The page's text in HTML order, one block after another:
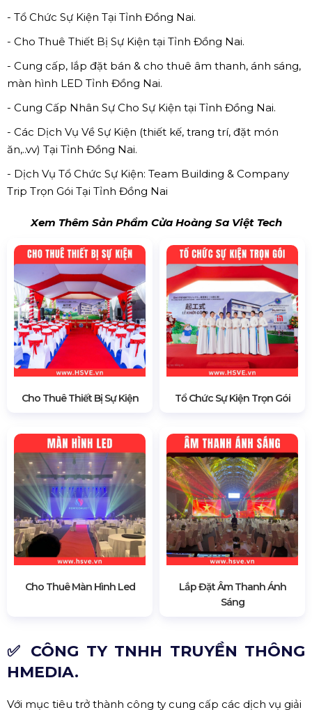
- Tổ Chức Sự Kiện Tại Tỉnh Đồng Nai.
- Cho Thuê Thiết Bị Sự Kiện tại Tỉnh Đồng Nai.
- Cung cấp, lắp đặt bán & cho thuê âm thanh, ánh sáng,
màn hình LED Tỉnh Đồng Nai.
- Cung Cấp Nhân Sự Cho Sự Kiện tại Tỉnh Đồng Nai.
- Các Dịch Vụ Về Sự Kiện (thiết kế, trang trí, đặt món
ăn,..vv) Tại Tỉnh Đồng Nai.
- Dịch Vụ Tổ Chức Sự Kiện: Team Building & Company
Trip Trọn Gói Tại Tỉnh Đồng Nai
Xem Thêm Sản Phẩm Cửa Hoàng Sa Việt Tech
Cho Thuê Thiết Bị Sự Kiện Tổ Chức Sự Kiện Trọn Gói
Cho Thuê Màn Hình Led
Lắp Đặt Âm Thanh Ánh
Sáng
✅ CÔNG TY TNHH TRUYỀN THÔNG
HMEDIA.
Với mục tiêu trở thành công ty cung cấp các dịch vụ giải